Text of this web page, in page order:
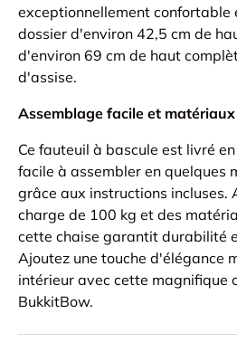
exceptionnellement confortable
dossier d'environ 42,5 cm de
d'environ 69 cm de haut
d'assise.
Assemblage facile et
Ce fauteuil à bascule est livré
facile à assembler en quelques
grâce aux instructions incluses.
charge de 100 kg et des
cette chaise garantit durabilité
Ajoutez une touche d'élégance
intérieur avec cette magnifique
BukkitBow.